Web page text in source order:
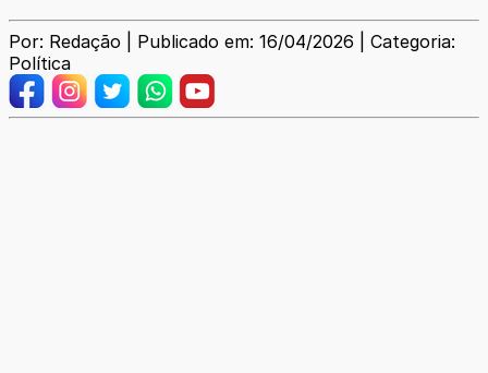
Por: Redação | Publicado em: 16/04/2026 | Categoria:
Política